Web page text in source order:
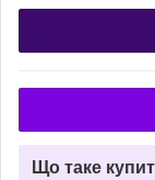
Що таке